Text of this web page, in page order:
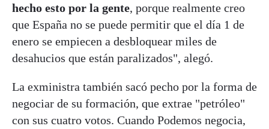
hecho esto por la gente, porque realmente creo
que España no se puede permitir que el día 1 de
enero se empiecen a desbloquear miles de
desahucios que están paralizados", alegó.
La exministra también sacó pecho por la forma de
negociar de su formación, que extrae "petróleo"
con sus cuatro votos. Cuando Podemos negocia,